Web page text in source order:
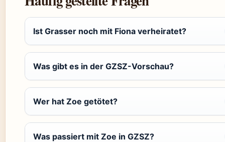
Ist Grasser noch mit Fiona verheiratet?
Was gibt es in der GZSZ-Vorschau?
Wer hat Zoe getötet?
Was passiert mit Zoe in GZSZ?